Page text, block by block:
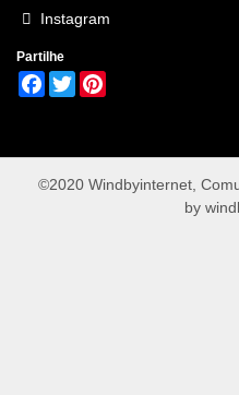
Instagram
Partilhe
Facebook
Twitter
©2020 Windbyinternet,
by